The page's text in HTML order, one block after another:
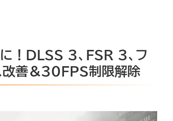
に！DLSS 3、FSR 3、フ
改善＆30FPS制限解除